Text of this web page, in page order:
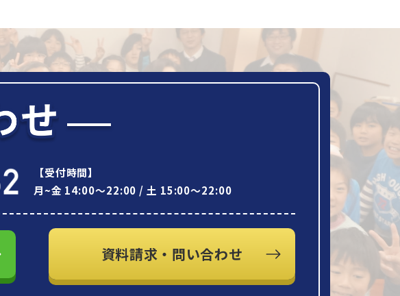
【受付時間】
月~金 14:00～22:00 / 土 15:00～22:00
資料請求・問い合わせ